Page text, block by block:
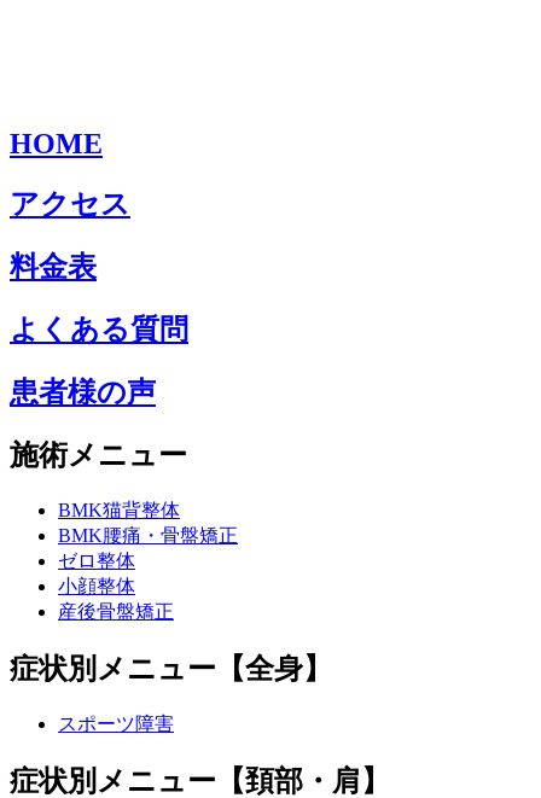
HOME
アクセス
料金表
よくある質問
患者様の声
施術メニュー
BMK猫背整体
BMK腰痛・骨盤矯正
ゼロ整体
小顔整体
産後骨盤矯正
症状別メニュー【全身】
スポーツ障害
症状別メニュー【頚部・肩】